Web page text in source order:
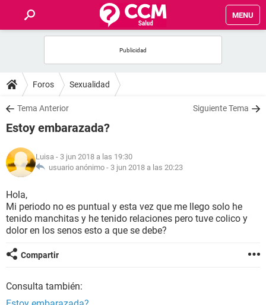
MENU
FOROS
SALUD
FAMILIA
NUTRICIÓN
BIENESTAR
SEXUALIDAD
GLOSARIO
Foros Sexualidad
Tema Anterior Siguiente Tema
Estoy embarazada?
Luisa - 3 jun 2018 a las 19:30
usuario anónimo - 3 jun 2018 a las 20:23
Hola,
Mi periodo no es puntual y esta vez que me llego solo he
tenido manchitas y he tenido relaciones pero tuve colico y
dolor en los senos esto a que se debe?
Compartir
Consulta también: